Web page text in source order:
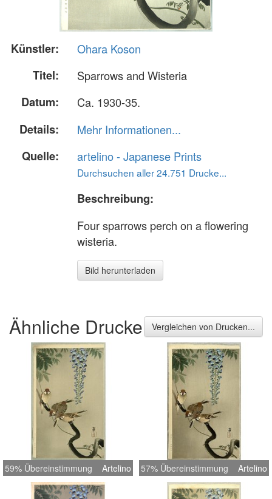
Künstler:
Ohara Koson
Titel:
Sparrows and Wisteria
Datum:
Ca. 1930-35.
Details:
Mehr Informationen...
Quelle:
artelino - Japanese Prints
Durchsuchen aller 24.751 Drucke...
Beschreibung:
Four sparrows perch on a flowering
wisteria.
Bild herunterladen
Ähnliche Drucke Vergleichen von Drucken...
59% Übereinstimmung Artelino 57% Übereinstimmung Artelino